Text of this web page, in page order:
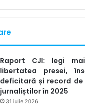
de inspirație,
Raport CJI: legi
libertatea presei,
deficitară și record
jurnaliștilor în 2025
31 iulie 2026